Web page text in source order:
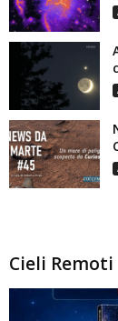
Cieli Remoti